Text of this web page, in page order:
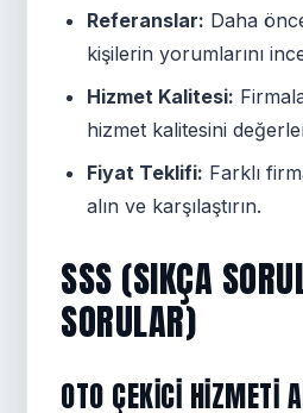
Referanslar: Daha
kişilerin yorumlarını
Hizmet Kalitesi:
hizmet kalitesini
Fiyat Teklifi: Farklı
alın ve karşılaştırın.
SSS (SIKÇA
SORULAR)
OTO ÇEKICI HIZMETI